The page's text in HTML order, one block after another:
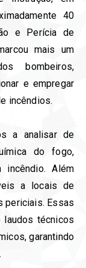
40
e Perícia de
mais um
bombeiros,
e empregar
incêndios.
a analisar de
do fogo,
Além
a locais de
periciais. Essas
laudos técnicos
garantindo